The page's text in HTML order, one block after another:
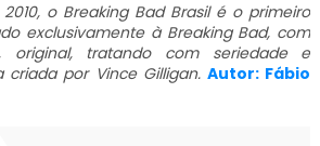
o Breaking Bad Brasil é o primeiro
exclusivamente à Breaking Bad, com
original, tratando com seriedade e
por Vince Gilligan. Autor: Fábio